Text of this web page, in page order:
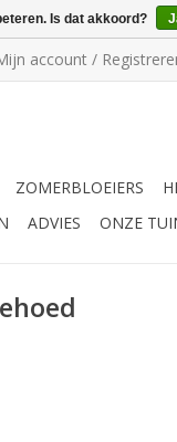
account /
ZOMERBLOEIERS
ADVIES ONZE
Is dat akkoord?